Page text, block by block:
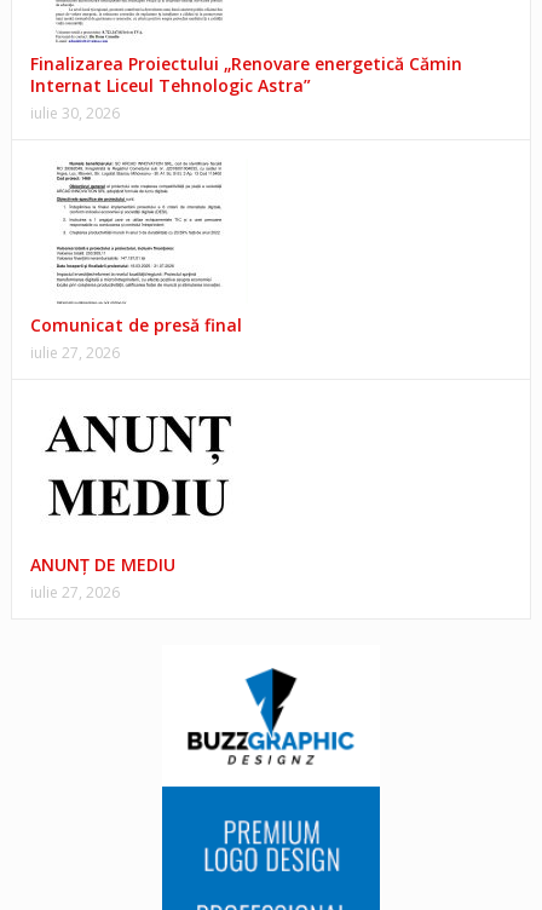
Finalizarea Proiectului „Renovare energetică Cămin
Internat Liceul Tehnologic Astra”
iulie 30, 2026
Comunicat de presă final
iulie 27, 2026
ANUNŢ DE MEDIU
iulie 27, 2026